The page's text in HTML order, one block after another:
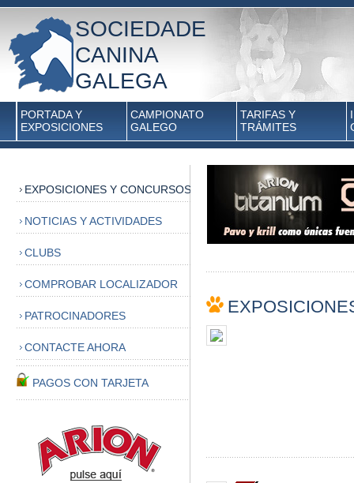
SOCIEDADE
CANINA
GALEGA
PORTADA Y
EXPOSICIONES
CAMPIONATO
GALEGO
TARIFAS Y
TRÁMITES
EXPOSICIONES Y CONCURSOS
NOTICIAS Y ACTIVIDADES
CLUBS
COMPROBAR LOCALIZADOR
PATROCINADORES
CONTACTE AHORA
PAGOS CON TARJETA